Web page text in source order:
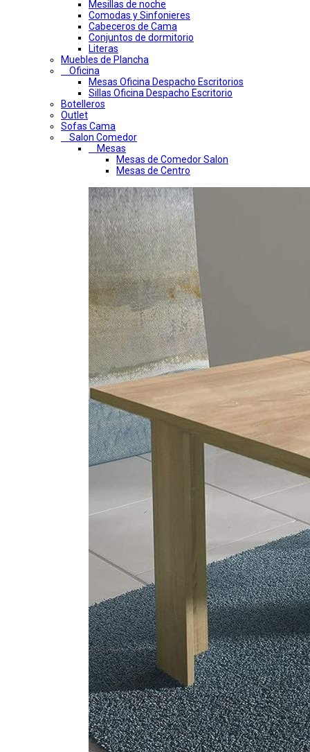
Mesillas de noche
Comodas y Sinfonieres
Cabeceros de Cama
Conjuntos de dormitorio
Literas
Muebles de Plancha
Oficina
Mesas Oficina Despacho Escritorios
Sillas Oficina Despacho Escritorio
Botelleros
Outlet
Sofas Cama
Salon Comedor
Mesas
Mesas de Comedor Salon
Mesas de Centro